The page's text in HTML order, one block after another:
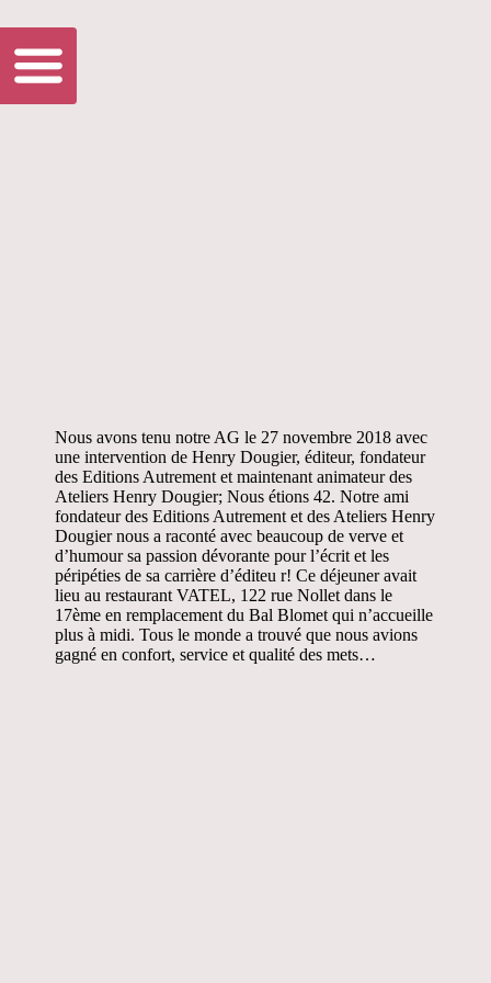
Nous avons tenu notre AG le 27 novembre 2018 avec
une intervention de Henry Dougier, éditeur, fondateur
des Editions Autrement et maintenant animateur des
Ateliers Henry Dougier; Nous étions 42. Notre ami
fondateur des Editions Autrement et des Ateliers Henry
Dougier nous a raconté avec beaucoup de verve et
d’humour sa passion dévorante pour l’écrit et les
péripéties de sa carrière d’éditeu r! Ce déjeuner avait
lieu au restaurant VATEL, 122 rue Nollet dans le
17ème en remplacement du Bal Blomet qui n’accueille
plus à midi. Tous le monde a trouvé que nous avions
gagné en confort, service et qualité des mets…